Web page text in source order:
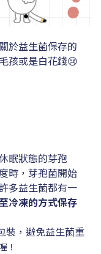
於益生菌保存的
孩或是白花錢😢
眠狀態的芽孢
時，芽孢菌開始
多益生菌都有一
冷凍的方式保存
裝，避免益生菌重
！